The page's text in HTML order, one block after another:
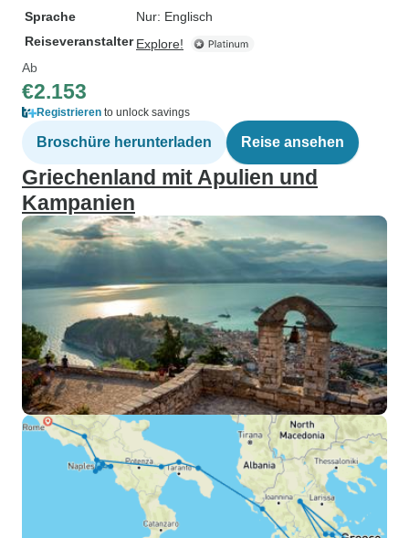
Sprache
Nur: Englisch
Reiseveranstalter Explore!
Ab
€2.153
Registrieren to unlock savings
Broschüre herunterladen Reise ansehen
Griechenland mit Apulien und
Kampanien